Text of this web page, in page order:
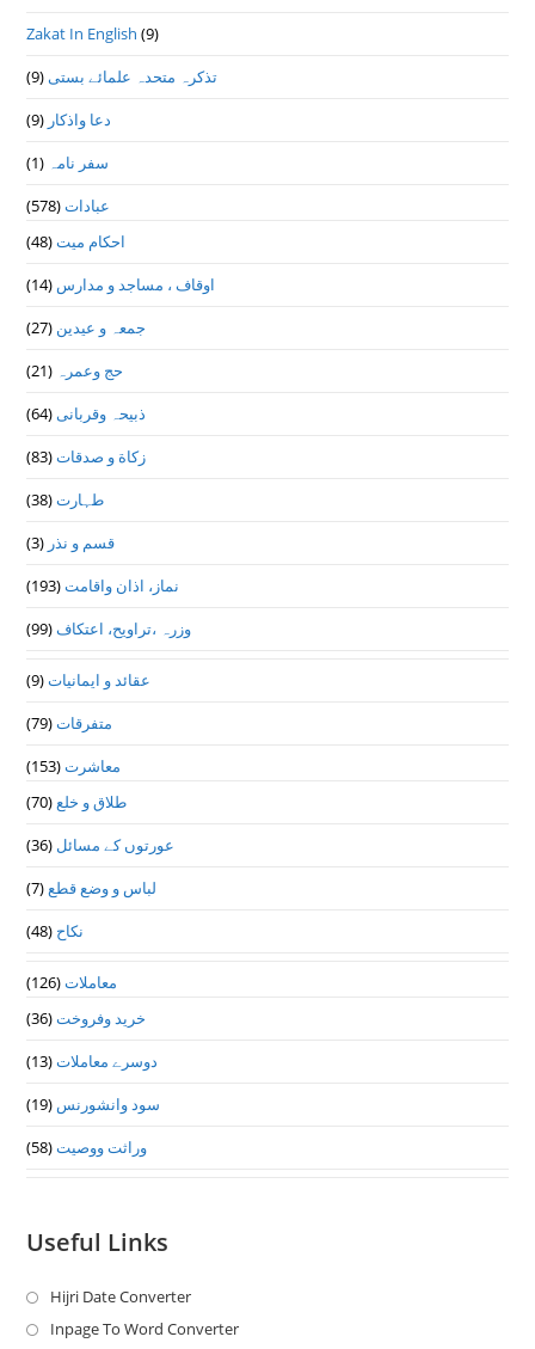
Zakat In English (9)
تذكرہ متحدہ علمائے بستى(9)
دعا واذكار (9)
سفر نامہ (1)
عبادات(578)
احکام میت(48)
اوقاف ، مساجد و مدارس (14)
جمعہ و عیدین (27)
حج وعمرہ (21)
ذبیحہ وقربانی(64)
زکاة و صدقات(83)
طہارت(38)
قسم و نذر (3)
نماز، اذان واقامت(193)
وزرہ ،تراويح، اعتكاف(99)
عقائد و ایمانیات(9)
متفرقات(79)
معاشرت(153)
طلاق و خلع(70)
عورتوں کے مسائل (36)
لباس و وضع قطع(7)
نکاح (48)
معاملات(126)
خرید وفروخت(36)
دوسرے معاملات(13)
سود وانشورنس (19)
وراثت ووصيت(58)
Useful Links
Hijri Date ConverterOpens
in
Inpage To Word ConverterOpens